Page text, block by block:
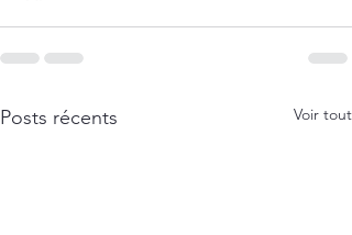
Posts récents Voir tout